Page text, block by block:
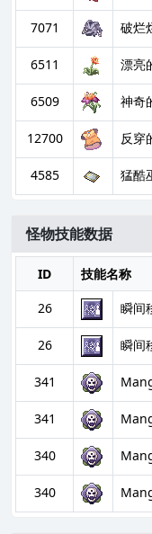
7071 破烂
6511 漂亮
6509 神奇
12700 反穿
4585 猛酷
怪物技能数据
ID 技能名称
26
瞬间
26 瞬间
341
341
340
340